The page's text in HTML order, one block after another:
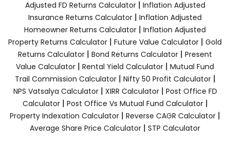
Adjusted FD Returns Calculator| Inflation Adjusted
Insurance Returns Calculator | Inflation Adjusted
Homeowner Returns Calculator | Inflation Adjusted
Property Returns Calculator | Future Value Calculator | Gold
Returns Calculator | Bond Returns Calculator | Present
Value Calculator | Rental Yield Calculator | Mutual Fund
Trail Commission Calculator| Nifty 50 Profit Calculator|
NPS Vatsalya Calculator| XIRR Calculator| Post Office FD
Calculator| Post Office Vs Mutual Fund Calculator|
Property Indexation Calculator | Reverse CAGR Calculator |
Average Share Price Calculator | STP Calculator